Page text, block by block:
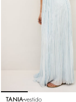
TANIA vestido